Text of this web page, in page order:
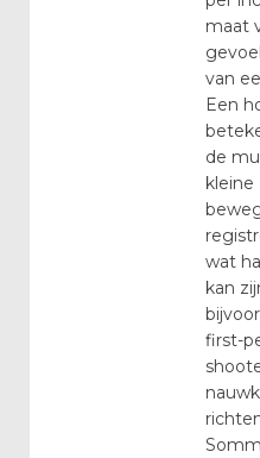
maat
van
Een
de
kleine
wat
kan
first-